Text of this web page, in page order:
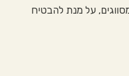
על מנת להבטיח